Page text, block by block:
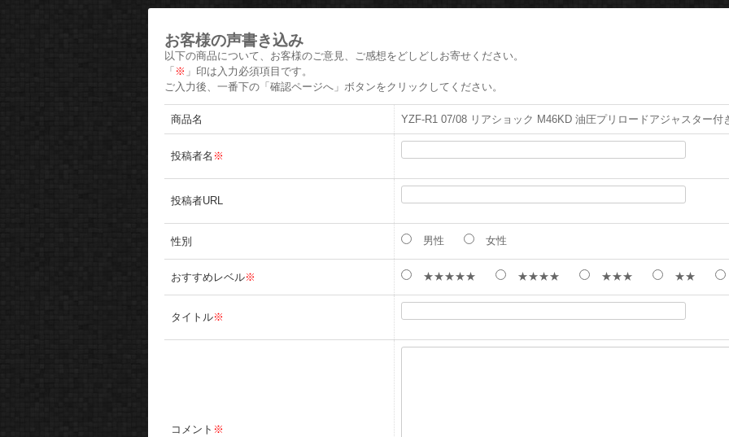
お客様の声書き込み
以下の商品について、お客様のご意見、ご感想をどしどしお寄せください。
「 ※ 」印は入力必須項目です。
ご入力後、一番下の「確認ページへ」ボタンをクリックしてください。
商品名 YZF-R1 07/08 リアショック M46KD 油圧プリロードアジャスター付
投稿者名 ※
投稿者URL
性別 男性 女性
おすすめレベル※ ★★★★★ ★★★★ ★★★ ★★
タイトル※
コメント ※